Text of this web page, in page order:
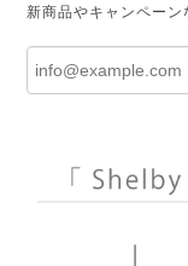
新商品やキャンペーン